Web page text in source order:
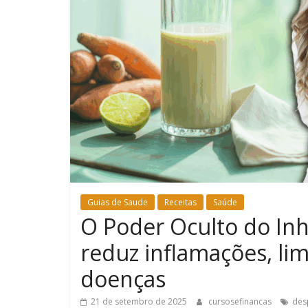
Guias de Saude Receitas Saúde
O Poder Oculto do
reduz inflamações,
doenças
21 de setembro de 2025 cursosefinancas